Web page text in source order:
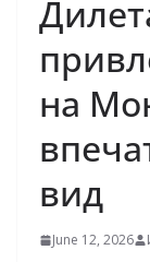
на
вид
June 12, 2026